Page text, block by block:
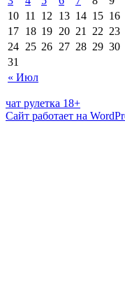
« Июл
10 11 12 13 14 15 16
17 18 19 20 21 22 23
24 25 26 27 28 29 30
31
чат рулетка 18+
Сайт работает на